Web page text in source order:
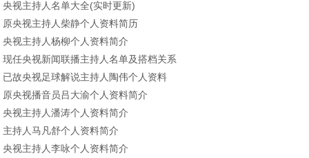
央视主持人名单大全(实时更新)
原央视主持人柴静个人资料简历
央视主持人杨柳个人资料简介
现任央视新闻联播主持人名单及搭档关系
已故央视足球解说主持人陶伟个人资料
原央视播音员吕大渝个人资料简介
央视主持人潘涛个人资料简介
主持人马凡舒个人资料简介
央视主持人李咏个人资料简介